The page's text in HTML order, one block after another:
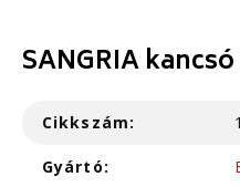
SANGRIA kancsó
Cikkszám:
Gyártó: